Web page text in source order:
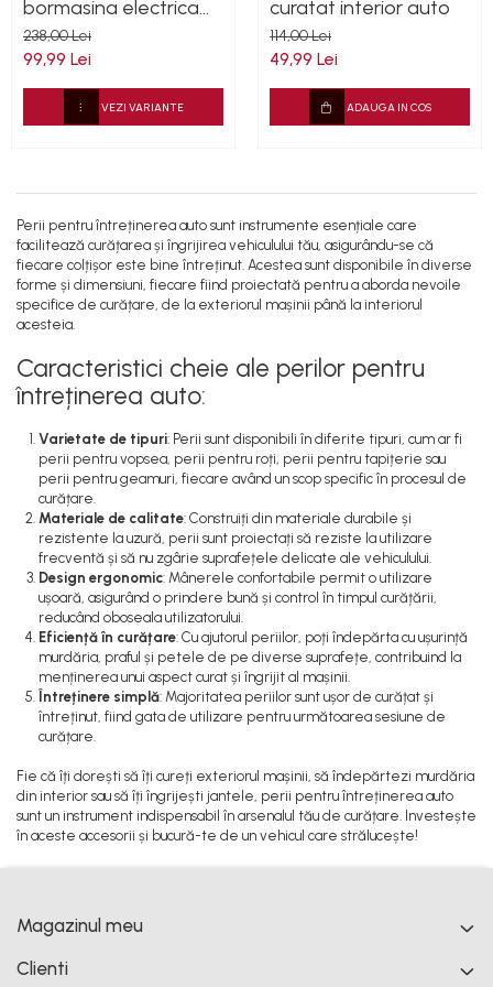
bormasina electrica
sau pneumatica
detailing auto
238,00 Lei
99,99 Lei
VEZI VARIANTE
curatat interior auto
114,00 Lei
49,99 Lei
ADAUGA IN COS
Perii pentru întreținerea auto sunt instrumente esențiale care
facilitează curățarea și îngrijirea vehiculului tău, asigurându-se că
fiecare colțișor este bine întreținut. Acestea sunt disponibile în diverse
forme și dimensiuni, fiecare fiind proiectată pentru a aborda nevoile
specifice de curățare, de la exteriorul mașinii până la interiorul
acesteia.
Caracteristici cheie ale perilor pentru
întreținerea auto:
Varietate de tipuri: Perii sunt disponibili în diferite tipuri, cum ar fi
perii pentru vopsea, perii pentru roți, perii pentru tapițerie sau
perii pentru geamuri, fiecare având un scop specific în procesul de
curățare.
Materiale de calitate: Construiți din materiale durabile și
rezistente la uzură, perii sunt proiectați să reziste la utilizare
frecventă și să nu zgârie suprafețele delicate ale vehiculului.
Design ergonomic: Mânerele confortabile permit o utilizare
ușoară, asigurând o prindere bună și control în timpul curățării,
reducând oboseala utilizatorului.
Eficiență în curățare: Cu ajutorul periilor, poți îndepărta cu ușurință
murdăria, praful și petele de pe diverse suprafețe, contribuind la
menținerea unui aspect curat și îngrijit al mașinii.
Întreținere simplă: Majoritatea periilor sunt ușor de curățat și
întreținut, fiind gata de utilizare pentru următoarea sesiune de
curățare.
Fie că îți dorești să îți cureți exteriorul mașinii, să îndepărtezi murdăria
din interior sau să îți îngrijești jantele, perii pentru întreținerea auto
sunt un instrument indispensabil în arsenalul tău de curățare. Investește
în aceste accesorii și bucură-te de un vehicul care strălucește!
Magazinul meu
Clienti